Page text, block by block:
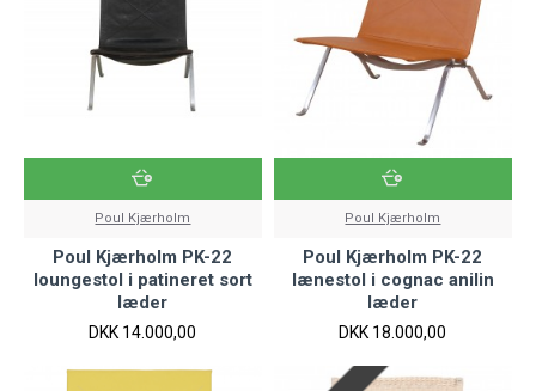
Poul Kjærholm
Poul Kjærholm PK-22
loungestol i patineret sort
læder
DKK 14.000,00
Poul Kjærholm
Poul Kjærholm PK-22
lænestol i cognac anilin
læder
DKK 18.000,00